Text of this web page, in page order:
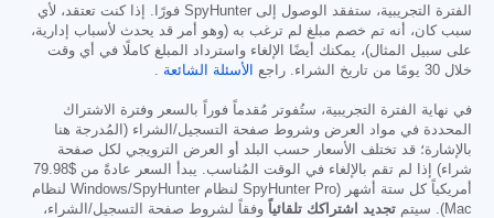
الفترة التجريبية، ستفقد الوصول إلى SpyHunter فورًا. إذا كنت تعتقد، لأي
سبب كان، أنه تم خصم مبلغ لم ترغب به (وهو أمر قد يحدث لأسباب إدارية،
على سبيل المثال)، يمكنك أيضًا الإلغاء واسترداد المبلغ كاملًا في أي وقت
خلال 30 يومًا من تاريخ الشراء. راجع
الأسئلة الشائعة .
في نهاية الفترة التجريبية، ستُفوتر مُقدماً فوراً بالسعر وفترة الاشتراك
المحددة في مواد العرض وشروط صفحة التسجيل/الشراء (المُدرجة هنا
بالإشارة؛ قد تختلف الأسعار حسب البلد أو العرض الترويجي لكل صفحة
شراء) إذا لم تقم بالإلغاء في الوقت المُناسب. يبدأ السعر عادةً من $79.98
أمريكياً كل ستة أشهر (SpyHunter Pro لنظام Windows/SpyHunter لنظام
Mac). سيتم
تجديد اشتراكك تلقائياً وفقاً لشروط صفحة التسجيل/الشراء،